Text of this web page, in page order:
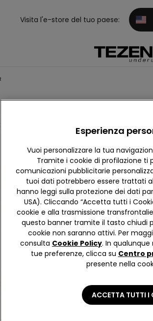
Visita l'e-store del tuo paese:
a righe Esperienza
Vuoi personalizzare la tua
Tramite i cookie di profilazione
comunicazioni pubblicitarie
tuoi dati potrebbero essere trattati
hanno leggi sulla protezione dei dati
USA). Cliccando “Accetta tutti i
cookie e alla trasmissione
questo banner tramite il tasto chiudi
cookie non saranno attivi. Per
consulta Cookie Policy. In
tue preferenze, clicca su Centro
presente nella
ACCETTA TUTTI I